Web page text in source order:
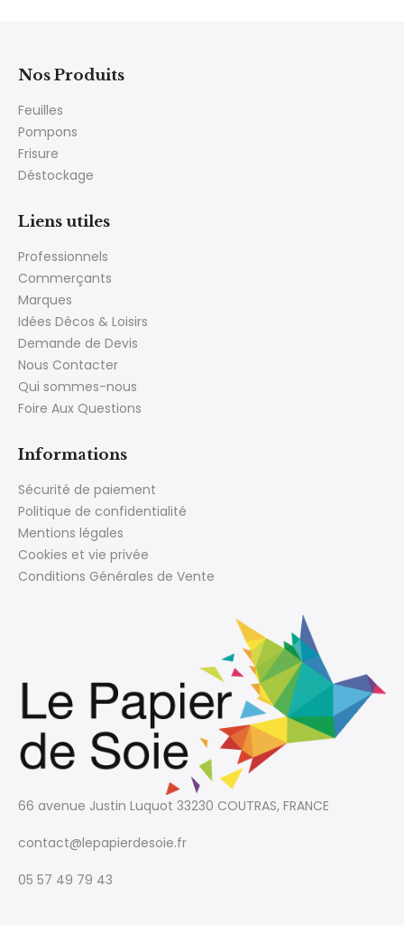
Nos Produits
Feuilles
Pompons
Frisure
Déstockage
Liens utiles
Professionnels
Commerçants
Marques
Idées Décos & Loisirs
Demande de Devis
Nous Contacter
Qui sommes-nous
Foire Aux Questions
Informations
Sécurité de paiement
Politique de confidentialité
Mentions légales
Cookies et vie privée
Conditions Générales de Vente
66 avenue Justin Luquot 33230 COUTRAS, FRANCE
contact@lepapierdesoie.fr
05 57 49 79 43